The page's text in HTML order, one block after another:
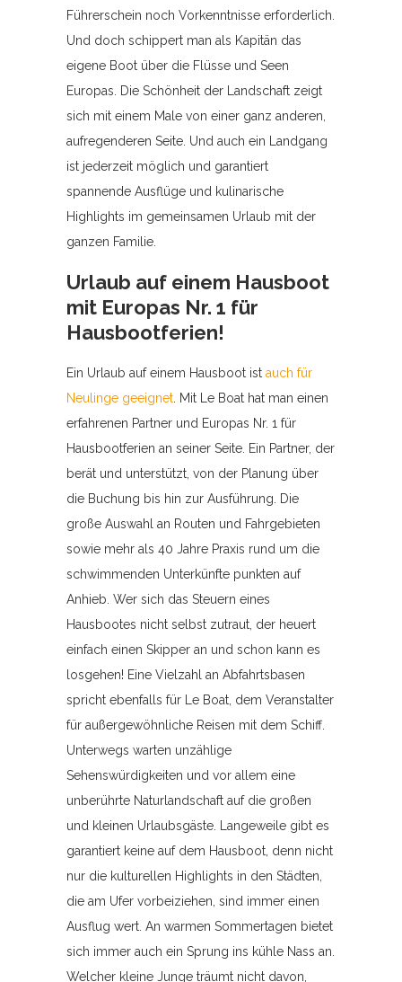
Führerschein noch Vorkenntnisse erforderlich.
Und doch schippert man als Kapitän das
eigene Boot über die Flüsse und Seen
Europas. Die Schönheit der Landschaft zeigt
sich mit einem Male von einer ganz anderen,
aufregenderen Seite. Und auch ein Landgang
ist jederzeit möglich und garantiert
spannende Ausflüge und kulinarische
Highlights im gemeinsamen Urlaub mit der
ganzen Familie.
Urlaub auf einem Hausboot
mit Europas Nr. 1 für
Hausbootferien!
Ein Urlaub auf einem Hausboot ist auch für
Neulinge geeignet . Mit Le Boat hat man einen
erfahrenen Partner und Europas Nr. 1 für
Hausbootferien an seiner Seite. Ein Partner, der
berät und unterstützt, von der Planung über
die Buchung bis hin zur Ausführung. Die
große Auswahl an Routen und Fahrgebieten
sowie mehr als 40 Jahre Praxis rund um die
schwimmenden Unterkünfte punkten auf
Anhieb. Wer sich das Steuern eines
Hausbootes nicht selbst zutraut, der heuert
einfach einen Skipper an und schon kann es
losgehen! Eine Vielzahl an Abfahrtsbasen
spricht ebenfalls für Le Boat, dem Veranstalter
für außergewöhnliche Reisen mit dem Schiff.
Unterwegs warten unzählige
Sehenswürdigkeiten und vor allem eine
unberührte Naturlandschaft auf die großen
und kleinen Urlaubsgäste. Langeweile gibt es
garantiert keine auf dem Hausboot, denn nicht
nur die kulturellen Highlights in den Städten,
die am Ufer vorbeiziehen, sind immer einen
Ausflug wert. An warmen Sommertagen bietet
sich immer auch ein Sprung ins kühle Nass an.
Welcher kleine Junge träumt nicht davon,